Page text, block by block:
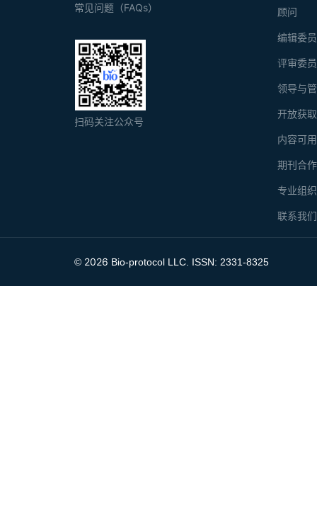
顾问
编辑委
评审委
领导与
开放获
内容可
期刊合
专业组
联系我们
常见问题（FAQs）
扫码关注公众号
© 2026 Bio-protocol LLC. ISSN: 2331-8325